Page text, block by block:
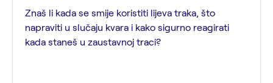
Znaš li kada se smije koristiti lijeva traka, što
napraviti u slučaju kvara i kako sigurno reagirati
kada staneš u zaustavnoj traci?